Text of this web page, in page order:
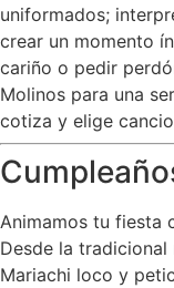
uniformados;
crear un momento
cariño o pedir
Molinos para una
cotiza y elige
Animamos tu fiesta
Desde la
Mariachi loco y